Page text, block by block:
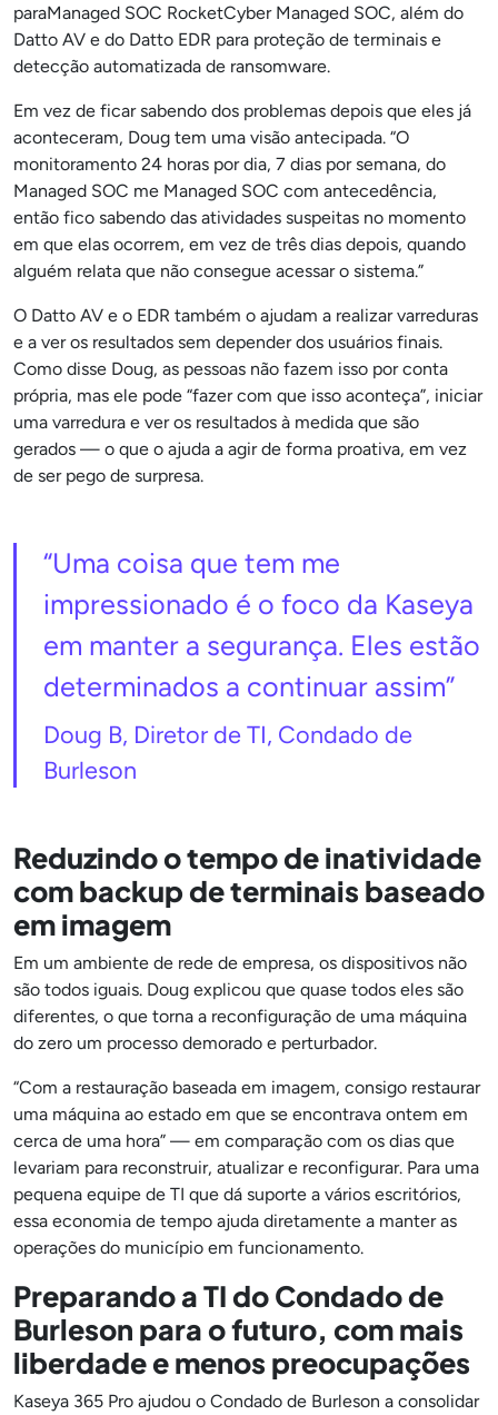
paraManaged SOC RocketCyber Managed SOC, além do
Datto AV e do Datto EDR para proteção de terminais e
detecção automatizada de ransomware.
Em vez de ficar sabendo dos problemas depois que eles já
aconteceram, Doug tem uma visão antecipada. “O
monitoramento 24 horas por dia, 7 dias por semana, do
Managed SOC me Managed SOC com antecedência,
então fico sabendo das atividades suspeitas no momento
em que elas ocorrem, em vez de três dias depois, quando
alguém relata que não consegue acessar o sistema.”
O Datto AV e o EDR também o ajudam a realizar varreduras
e a ver os resultados sem depender dos usuários finais.
Como disse Doug, as pessoas não fazem isso por conta
própria, mas ele pode “fazer com que isso aconteça”, iniciar
uma varredura e ver os resultados à medida que são
gerados — o que o ajuda a agir de forma proativa, em vez
de ser pego de surpresa.
“Uma coisa que tem me
impressionado é o foco da Kaseya
em manter a segurança. Eles estão
determinados a continuar assim”
Doug B, Diretor de TI, Condado de
Burleson
Reduzindo o tempo de inatividade
com backup de terminais baseado
em imagem
Em um ambiente de rede de empresa, os dispositivos não
são todos iguais. Doug explicou que quase todos eles são
diferentes, o que torna a reconfiguração de uma máquina
do zero um processo demorado e perturbador.
“Com a restauração baseada em imagem, consigo restaurar
uma máquina ao estado em que se encontrava ontem em
cerca de uma hora” — em comparação com os dias que
levariam para reconstruir, atualizar e reconfigurar. Para uma
pequena equipe de TI que dá suporte a vários escritórios,
essa economia de tempo ajuda diretamente a manter as
operações do município em funcionamento.
Preparando a TI do Condado de
Burleson para o futuro, com mais
liberdade e menos preocupações
Kaseya 365 Pro ajudou o Condado de Burleson a consolidar